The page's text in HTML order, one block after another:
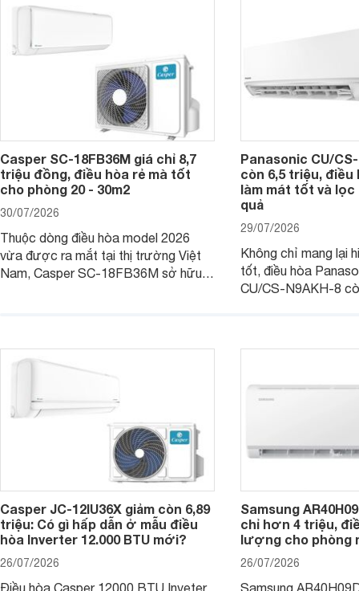
Casper SC-18FB36M giá chỉ 8,7
triệu đồng, điều hòa rẻ mà tốt
cho phòng 20 - 30m2
30/07/2026
Thuộc dòng điều hòa model 2026
vừa được ra mắt tại thị trường Việt
Nam, Casper SC-18FB36M sở hữu
nhiều tính năng và công nghệ hiện đại.
Panasonic CU/
còn 6,5 triệu, điều
làm mát tốt và lọc
quả
29/07/2026
Không chỉ mang lại
tốt, điều hòa
CU/CS-N9AKH-8
Casper JC-12IU36X giảm còn 6,89
triệu: Có gì hấp dẫn ở mẫu điều
hòa Inverter 12.000 BTU mới?
26/07/2026
Điều hòa Casper 12000 BTU Inveter
Samsung
chỉ hơn 4 triệu,
lượng cho phòng
26/07/2026
Samsung